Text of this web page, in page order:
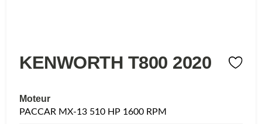
KENWORTH T800 2020
Moteur
PACCAR MX-13 510 HP 1600 RPM